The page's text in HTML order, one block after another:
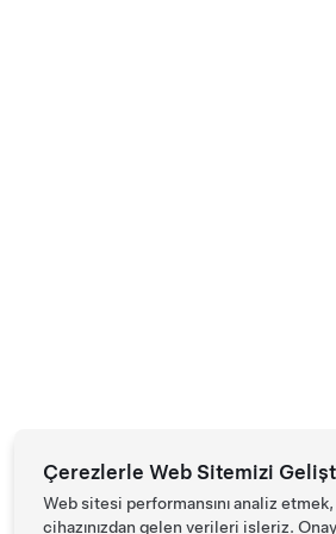
Çerezlerle Web Sitemizi
Web sitesi performansını analiz
cihazınızdan gelen verileri işleriz.